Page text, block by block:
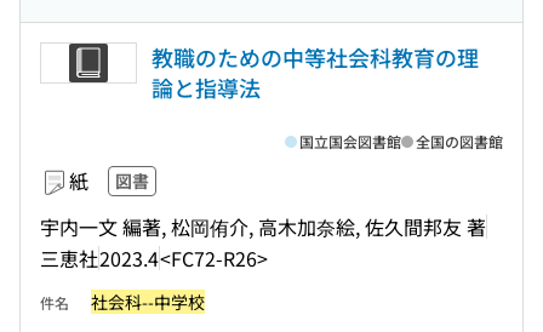
教職のための中等社会科教育の理
論と指導法
紙 図書
宇内一文 編著, 松岡侑介, 高木加奈絵, 佐久間邦友 著
三恵社2023.4<FC72-R26>
国立国会図書館 全国の図書館
件名 社会科--中学校